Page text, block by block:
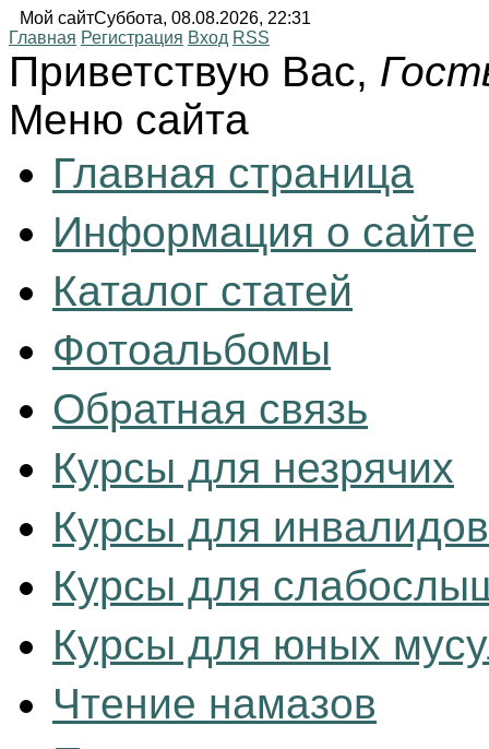
Мой сайтСуббота, 08.08.2026, 22:31
Главная Регистрация Вход RSS
Приветствую Вас,
Меню сайта
Главная страница
Информация о сайте
Каталог статей
Фотоальбомы
Обратная связь
Курсы для незрячих
Курсы для
Курсы для
Курсы для юных
Чтение намазов